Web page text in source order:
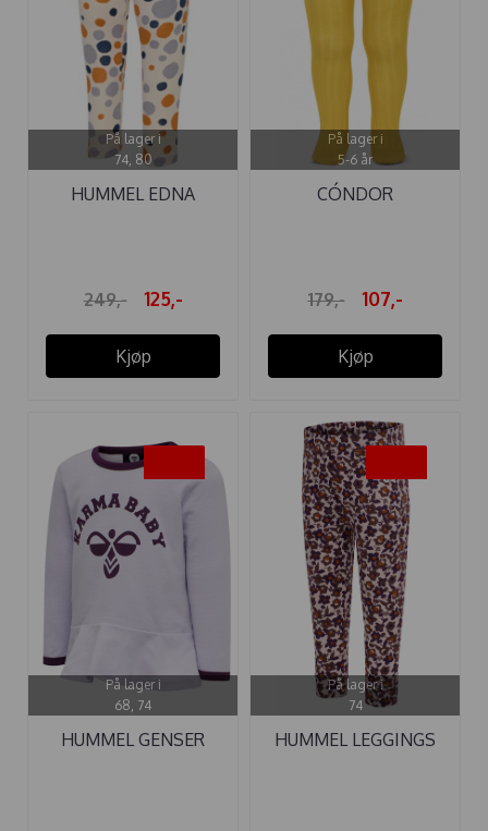
På lager i
74, 80
HUMMEL EDNA
249,- 125,-
Kjøp
På lager i
5-6 år
CÓNDOR
179,- 107,-
Kjøp
På lager i
68, 74
HUMMEL GENSER
På lager i
74
HUMMEL LEGGINGS